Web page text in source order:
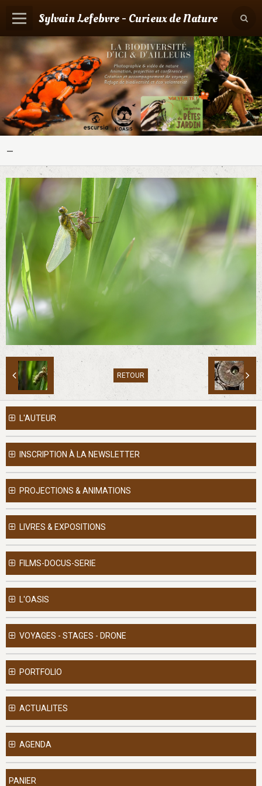
Sylvain Lefebvre - Curieux de Nature
Panier 0
Votre compte
Accueil
Contact
Agenda
-
RETOUR
L'AUTEUR
INSCRIPTION À LA NEWSLETTER
PROJECTIONS & ANIMATIONS
LIVRES & EXPOSITIONS
FILMS-DOCUS-SERIE
L'OASIS
VOYAGES - STAGES - DRONE
PORTFOLIO
ACTUALITES
AGENDA
PANIER